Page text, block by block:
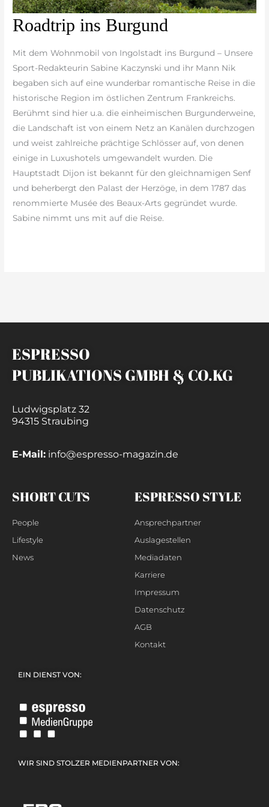
Roadtrip ins Burgund
Mit dem Wohnmobil von Ingolstadt ins Burgund – Unsere
Sport-Redakteurin Sabine Kaczynski und ihr Mann Nik
begaben sich auf eine wunderbar romantische Reise in die
historische Region im östlichen Zentrum Frankreichs.
Berühmt sind hier u.a. die einheimischen Burgunderweine,
die Landschaft ist von einem Netz an Kanälen durchzogen
und weist zahlreiche prächtige Schlösser auf, von denen
einige in Luxushotels umgewandelt wurden. Die
Hauptstadt Dijon ist bekannt für den gleichnamigen Senf
und beherbergt den Palast der Herzöge, in dem 1787 das
renommierte Musée des Beaux-Arts gegründet wurde.
Sabine nimmt uns mit auf die Reise.
Roadtrip
Burgund
ESPRESSO
PUBLIKATIONS GMBH & CO.KG
Ludwigsplatz 32
94315 Straubing
E-Mail: info@espresso-magazin.de
SHORT CUTS
People
Lifestyle
News
ESPRESSO STYLE
Ansprechpartner
Auslagestellen
Mediadaten
Karriere
Impressum
Datenschutz
AGB
Kontakt
EIN DIENST VON:
WIR SIND STOLZER MEDIENPARTNER VON: